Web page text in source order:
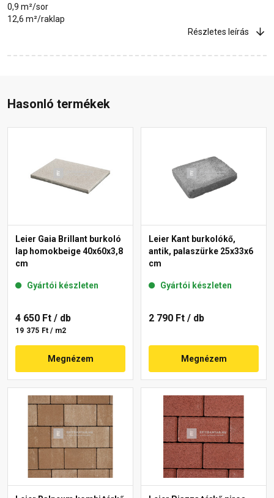
0,9 m²/sor
12,6 m²/raklap
Részletes leírás
Hasonló termékek
Leier Gaia Brillant burkoló
lap homokbeige 40x60x3,8
cm
Gyártói készleten
4 650 Ft / db
19 375 Ft / m2
Megnézem
Leier Kant burkolókő,
antik, palaszürke 25x33x6
cm
Gyártói készleten
2 790 Ft / db
Megnézem